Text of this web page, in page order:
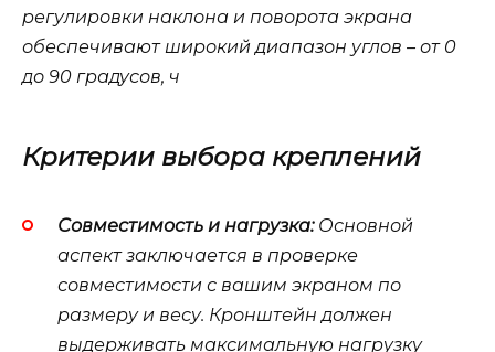
регулировки наклона и поворота экрана
обеспечивают широкий диапазон углов – от 0
до 90 градусов, ч
Критерии выбора креплений
Совместимость и нагрузка:Основной
аспект заключается в проверке
совместимости с вашим экраном по
размеру и весу. Кронштейн должен
выдерживать максимальную нагрузку